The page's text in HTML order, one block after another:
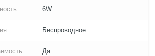
6W
Беспроводное
Да